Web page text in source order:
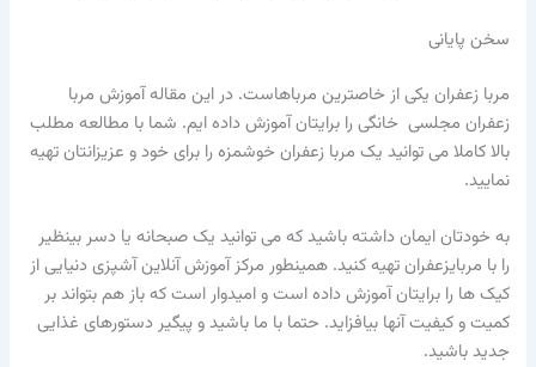
سخن پایانی
مربا زعفران یکی از خاصترین مرباهاست. در این مقاله آموزش مربا
زعفران مجلسی خانگی را برایتان آموزش داده ایم. شما با مطالعه مطلب
بالا کاملا می توانید یک مربا زعفران خوشمزه را برای خود و عزیزانتان تهیه
نمایید.
به خودتان ایمان داشته باشید که می توانید یک صبحانه یا دسر بینظیر
را با مربایزعفران تهیه کنید. همینطور مرکز آموزش آنلاین آشپزی دنیایی از
کیک ها را برایتان آموزش داده است و امیدوار است که باز هم بتواند بر
کمیت و کیفیت آنها بیافزاید. حتما با ما باشید و پیگیر دستورهای غذایی
جدید باشید.